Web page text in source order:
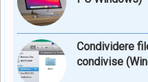
Condividere
condivise